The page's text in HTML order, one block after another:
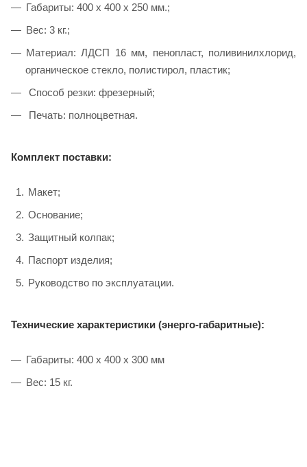
Габариты: 400 х 400 х 250 мм.;
Вес: 3 кг.;
Материал: ЛДСП 16 мм, пенопласт, поливинилхлорид,
органическое стекло, полистирол, пластик;
Способ резки: фрезерный;
Печать: полноцветная.
Комплект поставки:
Макет;
Основание;
Защитный колпак;
Паспорт изделия;
Руководство по эксплуатации.
Технические характеристики (энерго-габаритные):
Габариты: 400 х 400 х 300 мм
Вес: 15 кг.